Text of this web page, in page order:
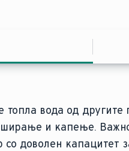
вода од другите
и капење.
со доволен капацитет
топла вода е обично
за миење садови и
моќен
често се најдоброто
за спорадична
на пример во бањите